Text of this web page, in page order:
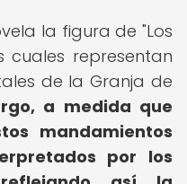
la figura de "Los
cuales representan
de la Granja de
a medida que
mandamientos
por los